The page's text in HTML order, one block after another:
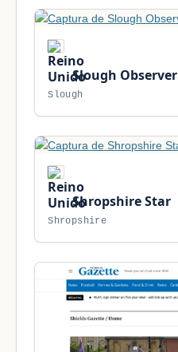
Slough Observer
Slough
Shropshire Star
Shropshire